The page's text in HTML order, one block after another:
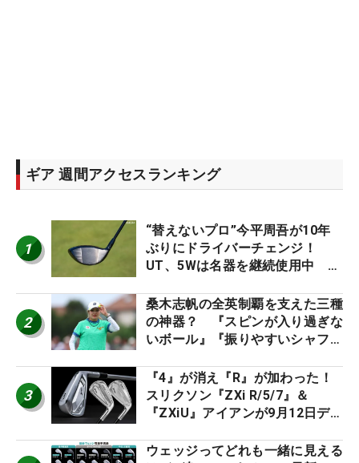
ギア 週間アクセスランキング
1
“替えないプロ”今平周吾が10年
ぶりにドライバーチェンジ！
UT、5Wは名器を継続使用中 #
2
桑木志帆の全英制覇を支えた三種
の神器？ 『スピンが入り過ぎな
いボール』『振りやすいシャフ
ー』 #女子プロセッティング
3
『4』が消え『R』が加わった！
スリクソン『ZXi R/5/7』＆
『ZXiU』アイアンが9月12日デ
ウェッジってどれも一緒に見える